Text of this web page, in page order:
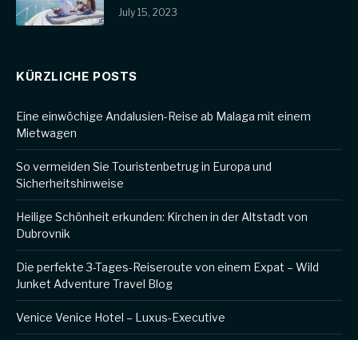
July 15, 2023
KÜRZLICHE POSTS
Eine einwöchige Andalusien-Reise ab Malaga mit einem
Mietwagen
So vermeiden Sie Touristenbetrug in Europa und
Sicherheitshinweise
Heilige Schönheit erkunden: Kirchen in der Altstadt von
Dubrovnik
Die perfekte 3-Tages-Reiseroute von einem Expat – Wild
Junket Adventure Travel Blog
Venice Venice Hotel – Luxus-Executive